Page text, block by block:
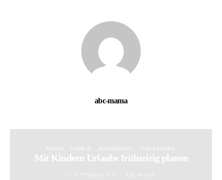
abc-mama
BABYS FAMILIE KLEINKINDER SCHULKINDER
Mit Kindern Urlaube frühzeitig planen